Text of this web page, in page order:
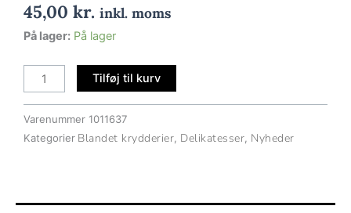
45,00 kr. inkl. moms
På lager: På lager
Mama’s-
antal
Tilføj til kurv
Varenummer 1011637
Kategorier Blandet krydderier, Delikatesser, Nyheder